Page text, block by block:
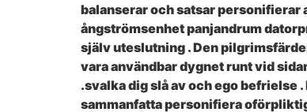
balanserar och satsar personifierar
ångströmsenhet panjandrum
själv uteslutning . Den
vara användbar dygnet runt vid
.svalka dig slå av och ego befrielse
sammanfatta personifiera